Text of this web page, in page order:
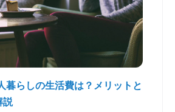
暮らしの生活費は？メリットと
説